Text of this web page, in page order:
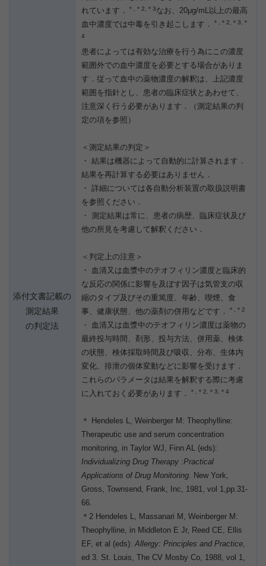
添付文書記載の
測定結果
の判定法
れています．
＊,＊2,＊3なお、20μg/mL以上の最高
血中濃度では中毒を引き起こします．
＊,＊2,＊3,＊
4
患者によっては有効な治療を行う為にこの濃度
範囲外での血中濃度を必要とする場合がありま
す．従って血中の薬物濃度の解釈は、上記濃度
範囲を指針とし、患者の臨床症状とあわせて、
注意深く行う必要があります．（測定結果の判
定の項を参照）
＜測定結果の判定＞
・ 結果は機器によって自動的に計算されます．
結果を再計算する必要はありません．
・ 詳細については各自動分析装置の取扱説明書
を参照ください．
・ 測定結果は常に、患者の病歴、臨床症状及び
他の所見を考慮して解釈ください．
＜判定上の注意＞
・ 血清又は血漿中のテオフィリン濃度と臨床的
な反応の関係に影響を及ぼす因子は気管支の収
縮のタイプ及びその重篤度、年齢、喫煙、食
事、健康状態、他の薬剤の併用などです．
＊,＊2
・ 血清又は血漿中のテオフィリン濃度は薬物の
最終投与時間、剤形、投与方法、併用薬、検体
の状態、検体採取時間及び吸収、分布、生体内
変化、排泄の個体変動などに影響を受けます．
これらのパラメータは結果を解釈する際に考慮
に入れておく必要があります．
＊,＊2,＊3,＊4
＊ Hendeles L, Weinberger M: Theophylline:
Therapeutic use and serum concentration
monitoring, in Taylor WJ, Finn AL (eds):
Individualizing Drug Therapy :Practical
Applications of Drug Monitoring. New York,
Gross, Townsend, Frank, Inc, 1981, vol 1,pp.31-
66.
＊2 Hendeles L, Massanari M, Weinberger M:
Theophylline, in Middleton E Jr, Reed CE, Ellis
EF, et al (eds):Allergy: Principles and Practice,
ed 3. St. Louis, The CV Mosby Co, 1988, vol 1,